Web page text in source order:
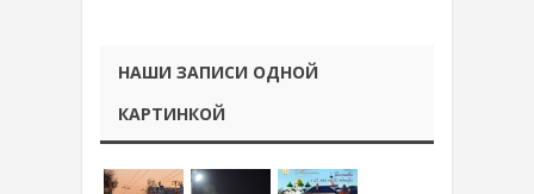
НАШИ ЗАПИСИ ОДНОЙ
КАРТИНКОЙ